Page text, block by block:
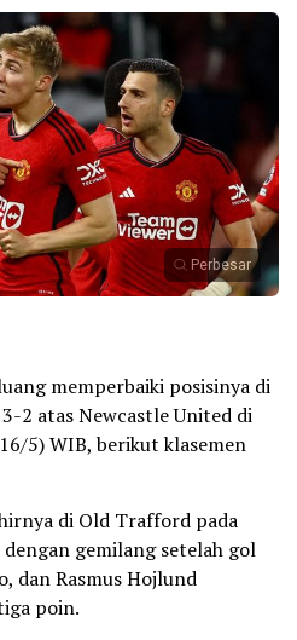
Perbesar
memperbaiki posisinya di
2 atas Newcastle United di
5) WIB, berikut klasemen
di Old Trafford pada
gemilang setelah gol
dan Rasmus Hojlund
poin.